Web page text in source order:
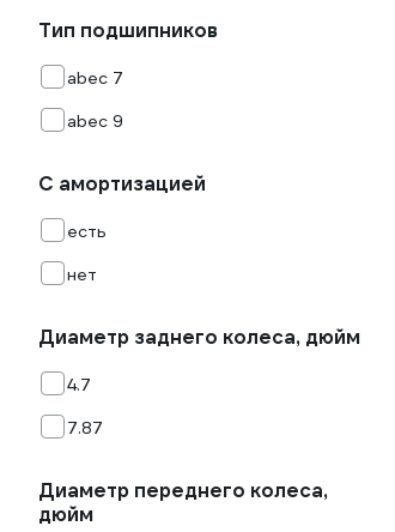
Тип подшипников
abec 7
abec 9
С амортизацией
есть
нет
Диаметр заднего колеса, дюйм
4.7
7.87
Диаметр переднего колеса,
дюйм